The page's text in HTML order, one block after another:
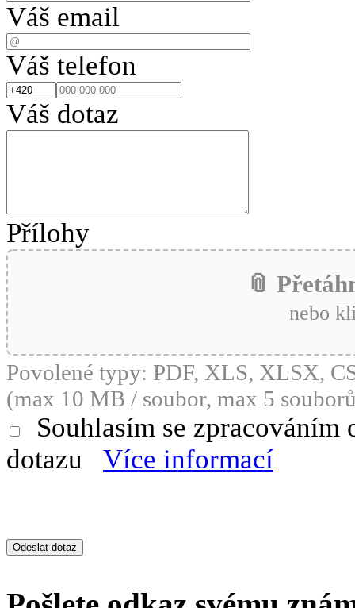
Váš email
Váš telefon
Váš dotaz
Přílohy
📎
nebo
Povolené typy: PDF, XLS, XLSX,
(max 10 MB / soubor, max 5
Souhlasím se
dotazu
Více informací